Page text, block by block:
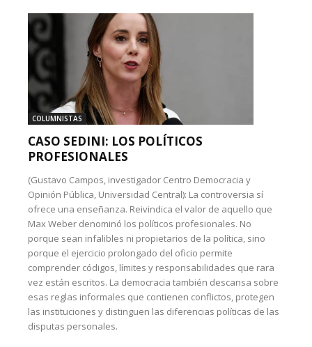
COLUMNISTAS
CASO SEDINI: LOS POLÍTICOS
PROFESIONALES
(Gustavo Campos, investigador Centro Democracia y
Opinión Pública, Universidad Central): La controversia sí
ofrece una enseñanza. Reivindica el valor de aquello que
Max Weber denominó los políticos profesionales. No
porque sean infalibles ni propietarios de la política, sino
porque el ejercicio prolongado del oficio permite
comprender códigos, límites y responsabilidades que rara
vez están escritos. La democracia también descansa sobre
esas reglas informales que contienen conflictos, protegen
las instituciones y distinguen las diferencias políticas de las
disputas personales.